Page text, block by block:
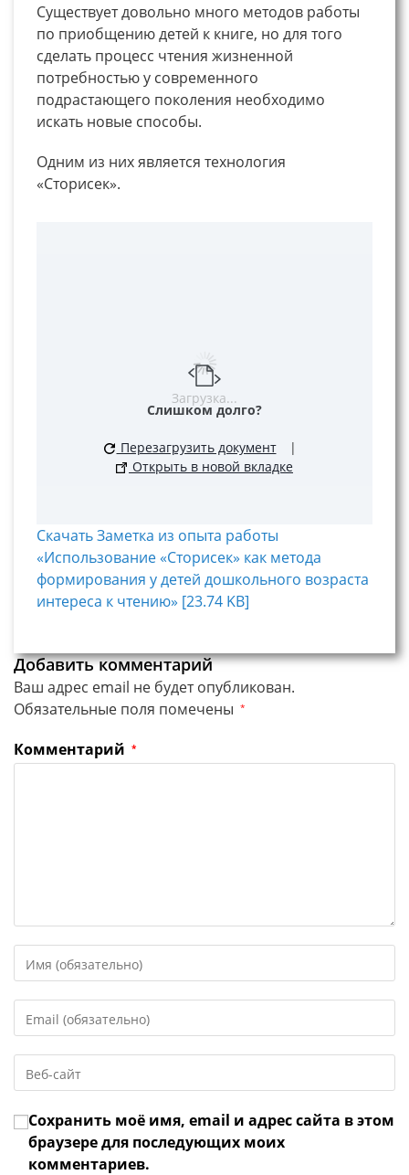
Существует довольно много методов работы
по приобщению детей к книге, но для того
сделать процесс чтения жизненной
потребностью у современного
подрастающего поколения необходимо
искать новые способы.
Одним из них является технология
«Сторисек».
Загрузка...
Слишком долго?
Перезагрузить документ
|
Открыть в новой вкладке
Скачать Заметка из опыта работы
«Использование «Сторисек» как метода
формирования у детей дошкольного возраста
интереса к чтению» [23.74 KB]
Добавить комментарий
Ваш адрес email не будет опубликован.
Обязательные поля помечены *
Комментарий *
свое
или
имя
чтобы
прокомментировать
свой
адрес,
чтобы
URL
веб-
сайта
(необязательно)
Сохранить моё имя, email и адрес сайта в этом
браузере для последующих моих
комментариев.